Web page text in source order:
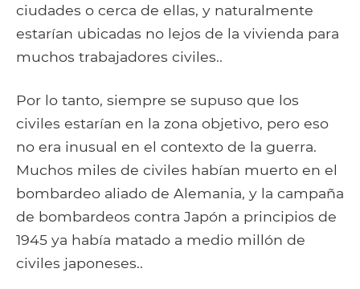
ciudades o cerca de ellas, y naturalmente
estarían ubicadas no lejos de la vivienda para
muchos trabajadores civiles..
Por lo tanto, siempre se supuso que los
civiles estarían en la zona objetivo, pero eso
no era inusual en el contexto de la guerra.
Muchos miles de civiles habían muerto en el
bombardeo aliado de Alemania, y la campaña
de bombardeos contra Japón a principios de
1945 ya había matado a medio millón de
civiles japoneses..